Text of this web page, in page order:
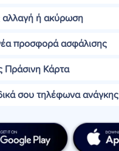
αλλαγή ή ακύρωση
προσφορά ασφάλισης
Πράσινη Κάρτα
σου τηλέφωνα ανάγκης